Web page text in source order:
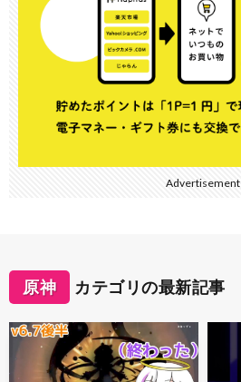
Advertisement
原神 カテゴリの最新記事